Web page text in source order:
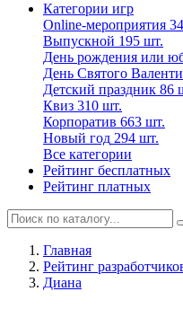
Категории игр
Online-мероприятия
Выпускной 195 шт.
День рождения или
День Святого
Детский праздник 86
Квиз 310 шт.
Корпоратив 663 шт.
Новый год 294 шт.
Все категории
Рейтинг бесплатных
Рейтинг платных
Главная
Рейтинг
Диана